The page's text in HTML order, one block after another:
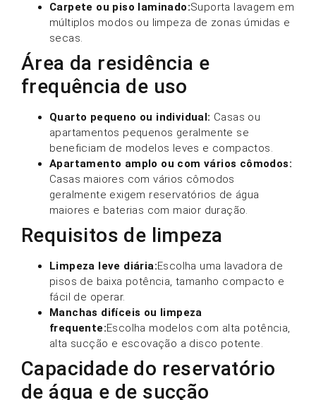
Carpete ou piso laminado:Suporta lavagem em
múltiplos modos ou limpeza de zonas úmidas e
secas.
Área da residência e
frequência de uso
Quarto pequeno ou individual: Casas ou
apartamentos pequenos geralmente se
beneficiam de modelos leves e compactos.
Apartamento amplo ou com vários cômodos:
Casas maiores com vários cômodos
geralmente exigem reservatórios de água
maiores e baterias com maior duração.
Requisitos de limpeza
Limpeza leve diária:Escolha uma lavadora de
pisos de baixa potência, tamanho compacto e
fácil de operar.
Manchas difíceis ou limpeza
frequente:Escolha modelos com alta potência,
alta sucção e escovação a disco potente.
Capacidade do reservatório
de água e de sucção